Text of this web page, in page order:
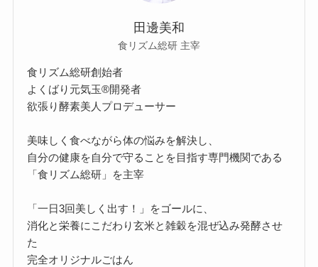
田邊美和
食リズム総研 主宰
食リズム総研創始者
よくばり元気玉®開発者
欲張り酵素美人プロデューサー
美味しく食べながら体の悩みを解決し、
自分の健康を自分で守ることを目指す専門機関である
「食リズム総研」を主宰
「一日3回美しく出す！」をゴールに、
消化と栄養にこだわり玄米と雑穀を混ぜ込み発酵させ
た
完全オリジナルごはん